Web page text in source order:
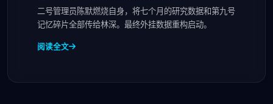
二号管理员陈默燃烧自身，将七个月的研究数据和第九号
记忆碎片全部传给林深。最终外挂数据重构启动。
阅读全文